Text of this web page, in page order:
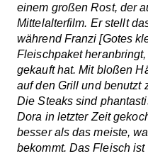
einem großen Rost, der
Mittelalterfilm. Er stellt
während Franzi [Gotes
Fleischpaket
gekauft hat. Mit bloßen
auf den Grill und benutzt
Die Steaks sind
Dora in letzter Zeit
besser als das meiste,
bekommt. Das Fleisch